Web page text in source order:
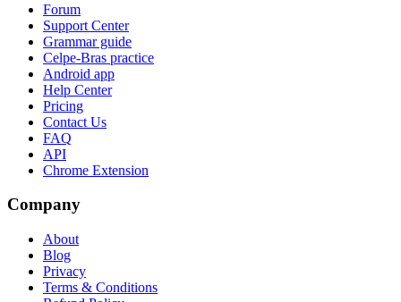
Forum
Support Center
Grammar guide
Celpe-Bras practice
Android app
Help Center
Pricing
Contact Us
FAQ
API
Chrome Extension
Company
About
Blog
Privacy
Terms & Conditions